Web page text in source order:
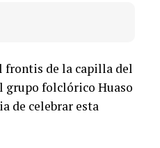
frontis de la capilla del
grupo folclórico Huaso
de celebrar esta